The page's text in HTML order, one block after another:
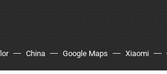
China Google Maps Xiaomi